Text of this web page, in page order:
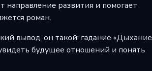
направление развития и помогает
роман.
вывод, он такой: гадание «Дыхание
будущее отношений и понять